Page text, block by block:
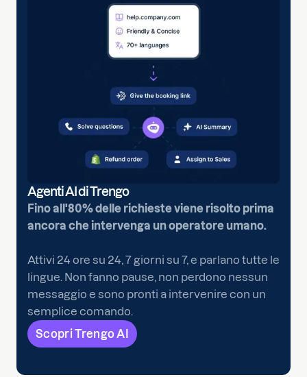
Agenti AI di Trengo
Fino all'80% delle richieste viene risolto prima
ancora che intervenga un operatore umano.
Attivi 24 ore su 24, 7 giorni su 7, e parlano tutte le
lingue. Non fanno pause, non perdono nessun
messaggio e sono pronti a intervenire con un
semplice comando.
Scopri Trengo AI